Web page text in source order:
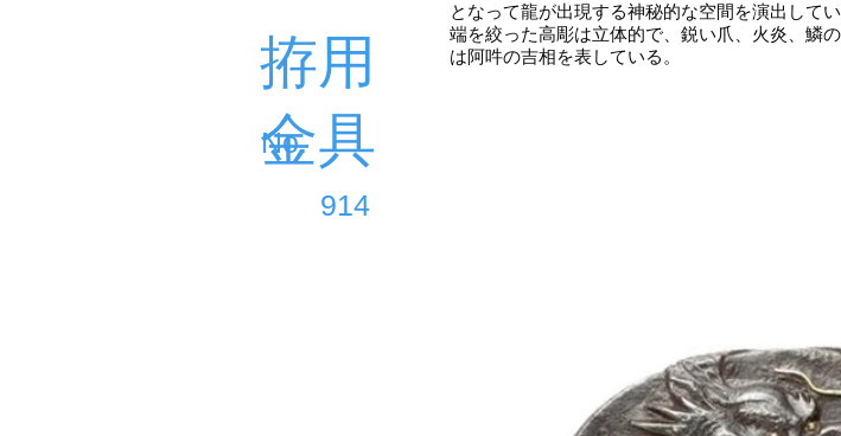
拵用
金具
914
​No.
となって龍が出現する神秘的な空間を演出して
端を絞った高彫は立体的で、鋭い爪、火炎、鱗
は阿吽の吉相を表している。